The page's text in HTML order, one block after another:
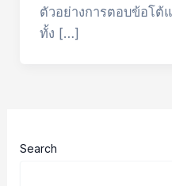
ตัวอย่างการตอบข้อโต้
ทั้ง […]
Search